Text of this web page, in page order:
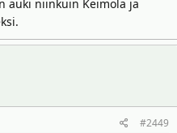
auki niinkuin Keimola ja
#2449